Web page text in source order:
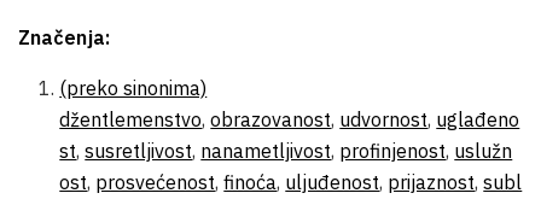
Značenja:
(preko sinonima)
džentlemenstvo,obrazovanost, udvornost, uglađeno
st,susretljivost, nanametljivost, profinjenost, uslužn
ost, prosvećenost,finoća, uljuđenost, prijaznost,subl